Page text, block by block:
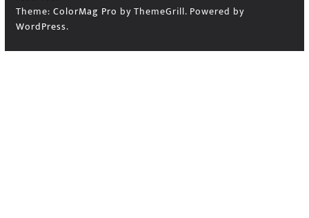
Theme: ColorMag Pro by ThemeGrill. Powered by
WordPress.